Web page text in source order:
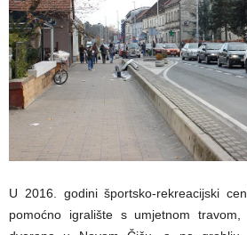
U 2016. godini športsko-rekreacijski
pomoćno igralište s umjetnom